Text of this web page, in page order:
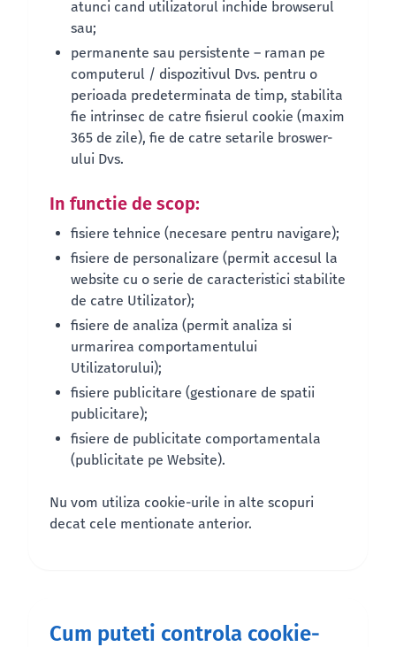
atunci cand utilizatorul inchide browserul
sau;
permanente sau persistente – raman pe
computerul / dispozitivul Dvs. pentru o
perioada predeterminata de timp, stabilita
fie intrinsec de catre fisierul cookie (maxim
365 de zile), fie de catre setarile broswer-
ului Dvs.
In functie de scop:
fisiere tehnice (necesare pentru navigare);
fisiere de personalizare (permit accesul la
website cu o serie de caracteristici stabilite
de catre Utilizator);
fisiere de analiza (permit analiza si
urmarirea comportamentului
Utilizatorului);
fisiere publicitare (gestionare de spatii
publicitare);
fisiere de publicitate comportamentala
(publicitate pe Website).
Nu vom utiliza cookie-urile in alte scopuri
decat cele mentionate anterior.
Cum puteti controla cookie-